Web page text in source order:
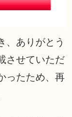
、ありがとう
させていただ
ったため、再